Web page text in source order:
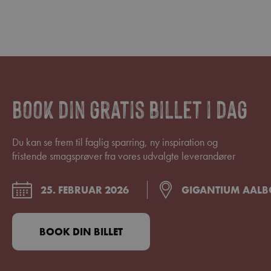
Book din gratis billet i dag
Du kan se frem til faglig sparring, ny inspiration og
fristende smagsprøver fra vores udvalgte leverandører
25. FEBRUAR 2026 GIGANTIUM
BOOK DIN BILLET